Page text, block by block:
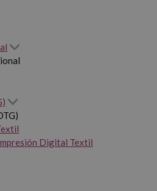
Digital Textil